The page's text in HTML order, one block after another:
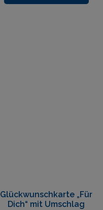
Glückwunschkarte „Für
Dich“ mit Umschlag